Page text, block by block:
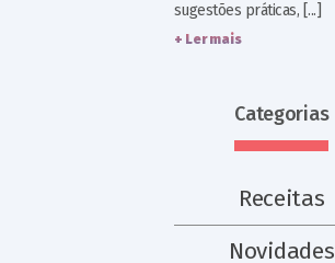
sugestões práticas, [...]
+ Ler mais
Categorias
Receitas
Novidades